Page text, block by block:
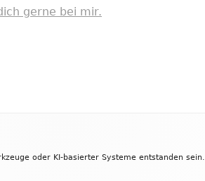
gerne bei mir.
oder KI-basierter Systeme entstanden sein.